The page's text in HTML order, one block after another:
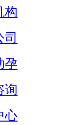
构
司
孕
询
心